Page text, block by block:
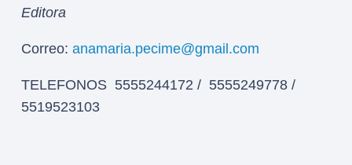
Editora
Correo: anamaria.pecime@gmail.com
TELEFONOS 5555244172 / 5555249778 /
5519523103